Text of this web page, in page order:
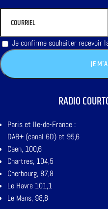
Je confirme souhaiter recevoir
RADIO
Paris et Ile-de-France :
DAB+ (canal 6D) et 95,6
Caen, 100,6
Chartres, 104,5
Cherbourg, 87,8
Le Havre 101,1
Le Mans, 98,8